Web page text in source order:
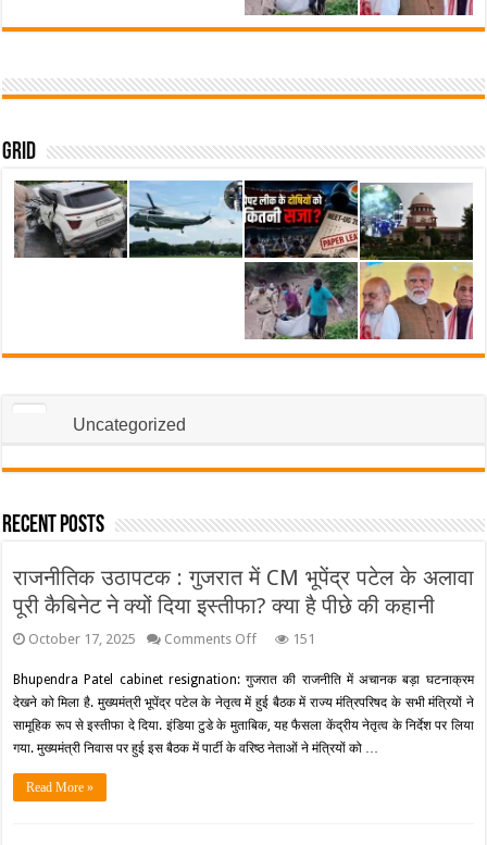
Grid
Uncategorized
Recent Posts
राजनीतिक उठापटक : गुजरात में CM भूपेंद्र पटेल के अलावा
पूरी कैबिनेट ने क्यों दिया इस्तीफा? क्या है पीछे की कहानी
October 17, 2025 Comments Offon
उठापटक
:
गुजरात
में
CM
भूपेंद्र
151
Bhupendra Patel cabinet resignation: गुजरात की राजनीति में अचानक बड़ा घटनाक्रम
देखने को मिला है. मुख्यमंत्री भूपेंद्र पटेल के नेतृत्व में हुई बैठक में राज्य मंत्रिपरिषद के सभी मंत्रियों ने
सामूहिक रूप से इस्तीफा दे दिया. इंडिया टुडे के मुताबिक, यह फैसला केंद्रीय नेतृत्व के निर्देश पर लिया
गया. मुख्यमंत्री निवास पर हुई इस बैठक में पार्टी के वरिष्ठ नेताओं ने मंत्रियों को …
Read More »